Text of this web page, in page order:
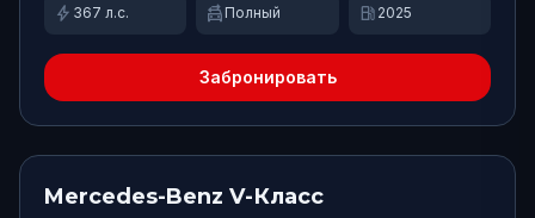
bolt 367 л.с. swap_driving_apps Полный local_gas_station 2025
Забронировать
Доступно
от15000₽/сут.
Mercedes-Benz V-Класс